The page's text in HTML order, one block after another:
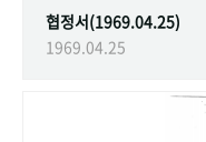
협정서(1969.04.25)
1969.04.25